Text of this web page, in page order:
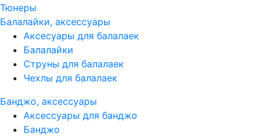
Тюнеры
Балалайки, аксессуары
Аксесуары для балалаек
Балалайки
Струны для балалаек
Чехлы для балалаек
Банджо, аксессуары
Аксессуары для банджо
Банджо